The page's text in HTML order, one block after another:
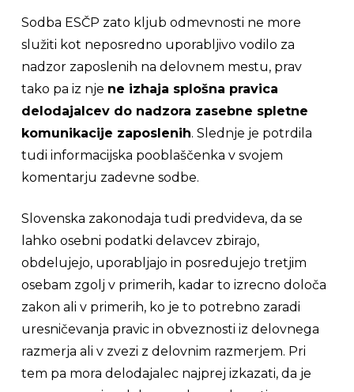
Sodba ESČP zato kljub odmevnosti ne more
služiti kot neposredno uporabljivo vodilo za
nadzor zaposlenih na delovnem mestu, prav
tako pa iz nje ne izhaja splošna pravica
delodajalcev do nadzora zasebne spletne
komunikacije zaposlenih. Slednje je potrdila
tudi informacijska pooblaščenka v svojem
komentarju zadevne sodbe.
Slovenska zakonodaja tudi predvideva, da se
lahko osebni podatki delavcev zbirajo,
obdelujejo, uporabljajo in posredujejo tretjim
osebam zgolj v primerih, kadar to izrecno določa
zakon ali v primerih, ko je to potrebno zaradi
uresničevanja pravic in obveznosti iz delovnega
razmerja ali v zvezi z delovnim razmerjem. Pri
tem pa mora delodajalec najprej izkazati, da je